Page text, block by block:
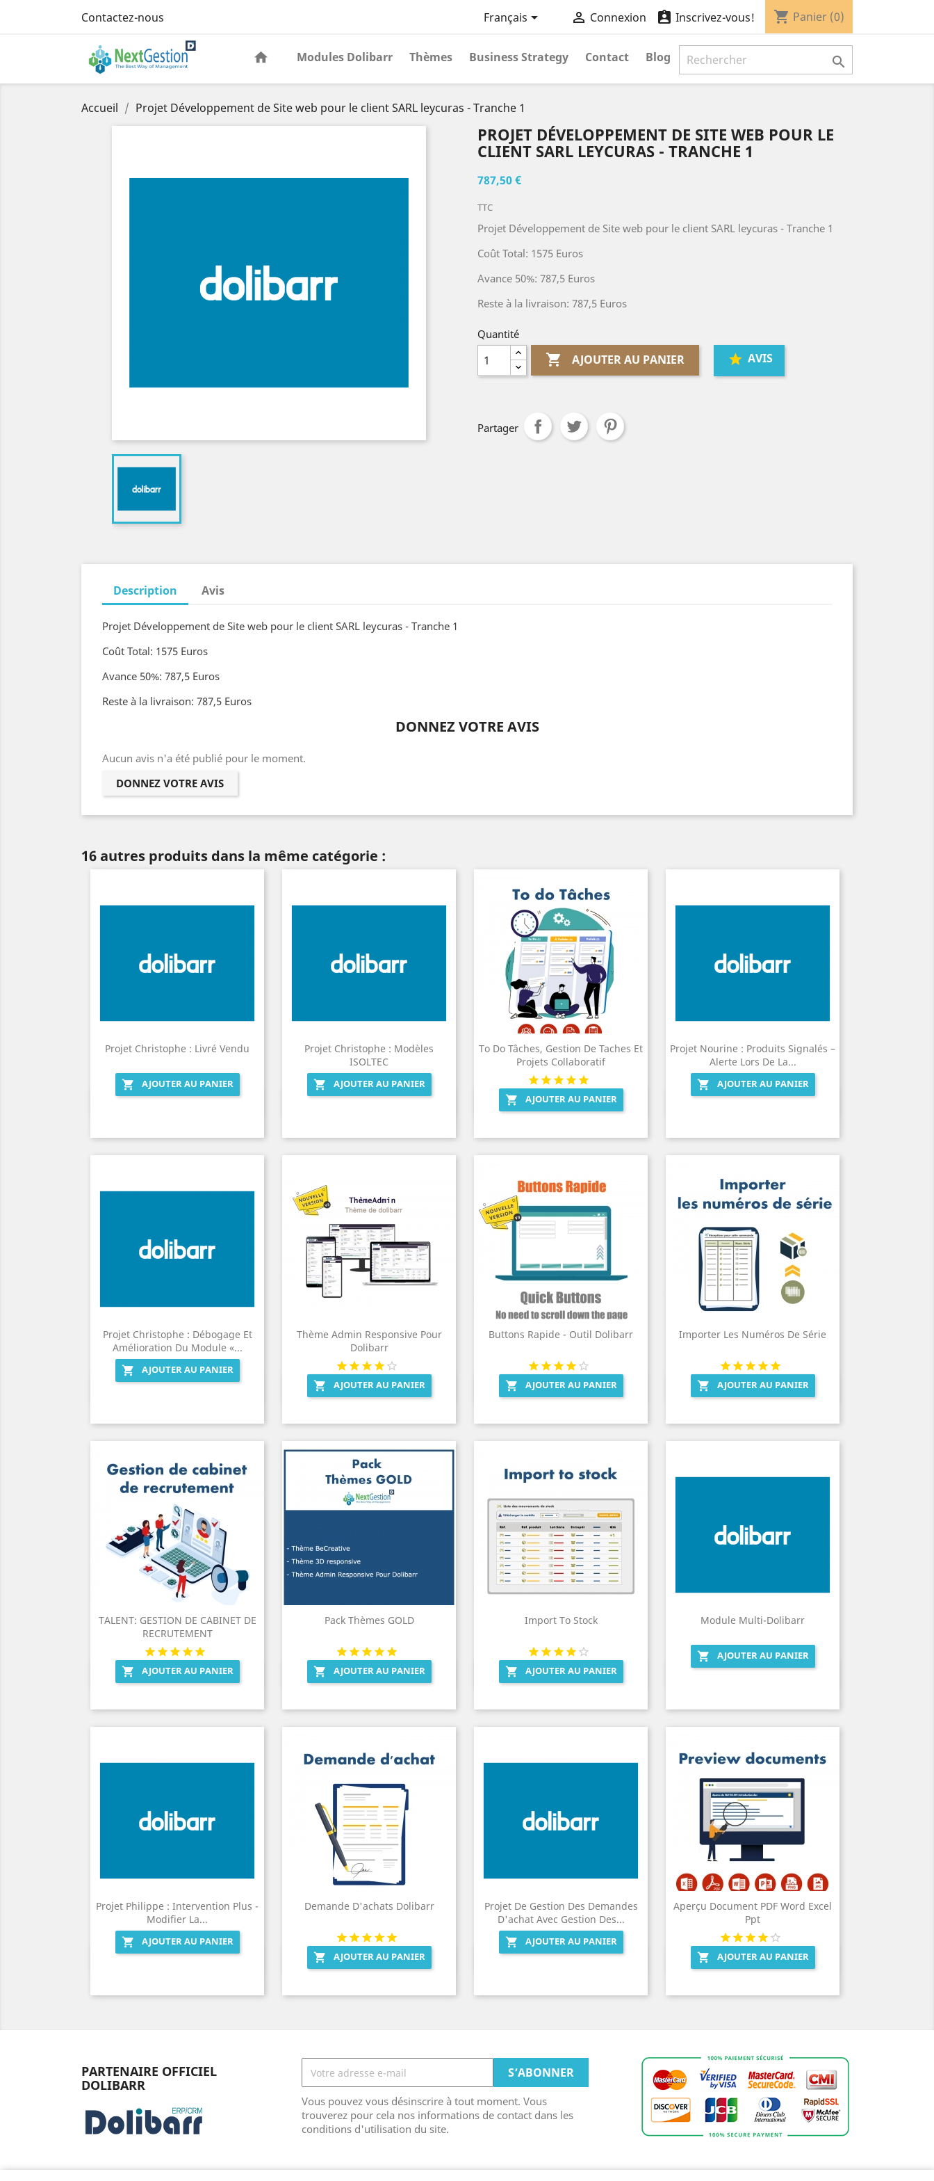
Contactez-nous Français  Connexion  Inscrivez-vous! shopping_cart Panier (0)
Modules Dolibarr Thèmes Business Strategy Contact Blog 
Accueil Projet Développement de Site web pour le client SARL leycuras - Tranche 1
PROJET DÉVELOPPEMENT DE SITE WEB POUR LE
CLIENT SARL LEYCURAS - TRANCHE 1
787,50 €
TTC
Projet Développement de Site web pour le client SARL leycuras - Tranche 1
Coût Total: 1575 Euros
Avance 50%: 787,5 Euros
Reste à la livraison: 787,5 Euros
Quantité
 AJOUTER AU PANIER AVIS
Partager
Description Avis
Projet Développement de Site web pour le client SARL leycuras - Tranche 1
Coût Total: 1575 Euros
Avance 50%: 787,5 Euros
Reste à la livraison: 787,5 Euros
DONNEZ VOTRE AVIS
Aucun avis n'a été publié pour le moment.
DONNEZ VOTRE AVIS
16 autres produits dans la même catégorie :
Projet Christophe : Livré Vendu
 AJOUTER AU PANIER
Projet Christophe : Modèles
ISOLTEC

AJOUTER AU PANIER
To Do Tâches, Gestion De Taches Et
Projets Collaboratif
 AJOUTER AU PANIER
Aperçu rapide
Projet Nourine : Produits Signalés –
Alerte Lors De La...

AJOUTER AU PANIER
Projet Christophe : Débogage Et
Amélioration Du Module «...

AJOUTER AU PANIER
Thème Admin Responsive Pour
Dolibarr
 AJOUTER AU PANIER
Aperçu rapide
Buttons Rapide - Outil Dolibarr
 AJOUTER AU PANIER
Aperçu rapide
Importer Les Numéros De Série
 AJOUTER AU PANIER
Aperçu rapide
TALENT: GESTION DE CABINET DE
RECRUTEMENT
 AJOUTER AU PANIER
Aperçu rapide
Pack Thèmes GOLD
 AJOUTER AU PANIER
Aperçu rapide
Import To Stock
 AJOUTER AU PANIER
Aperçu rapide
Module Multi-Dolibarr
 AJOUTER AU PANIER
Projet Philippe : Intervention Plus -
Modifier La...

AJOUTER AU PANIER
Demande D'achats Dolibarr
 AJOUTER AU PANIER
Aperçu rapide
Projet De Gestion Des Demandes
D'achat Avec Gestion Des...

AJOUTER AU PANIER
Aperçu Document PDF Word Excel
Ppt
 AJOUTER AU PANIER
Aperçu rapide
PARTENAIRE OFFICIEL
DOLIBARR
Vous pouvez vous désinscrire à tout moment. Vous
trouverez pour cela nos informations de contact dans les
conditions d'utilisation du site.